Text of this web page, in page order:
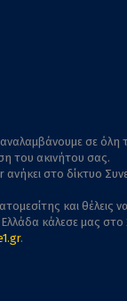
σε όλη
του ακινήτου σας.
στο δίκτυο
και θέλεις
κάλεσε μας στο
.